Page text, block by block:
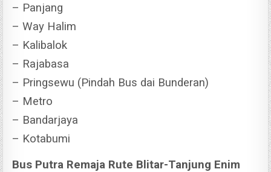
– Panjang
– Way Halim
– Kalibalok
– Rajabasa
– Pringsewu (Pindah Bus dai Bunderan)
– Metro
– Bandarjaya
– Kotabumi
Bus Putra Remaja Rute Blitar-Tanjung Enim